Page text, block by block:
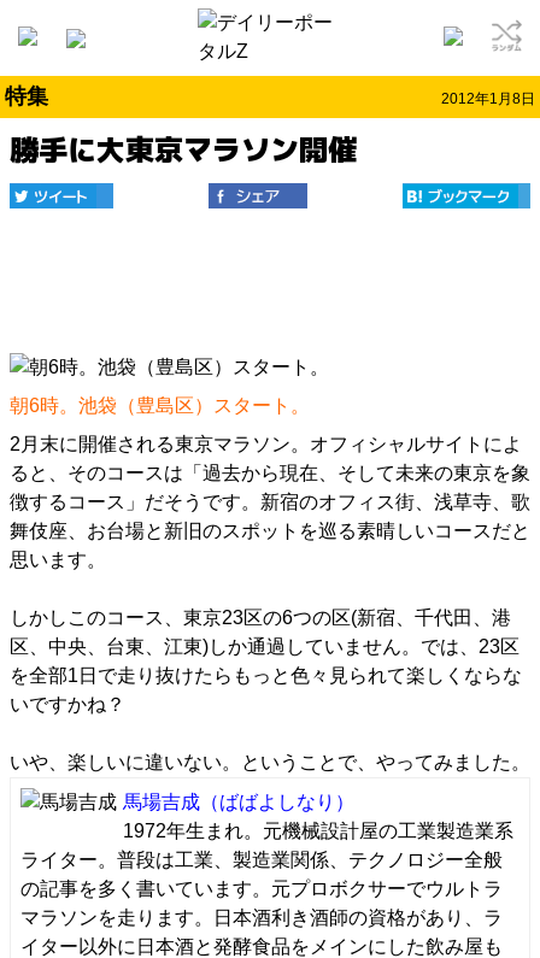
特集 2012年1月8日
勝手に大東京マラソン開催
朝6時。池袋（豊島区）スタート。
2月末に開催される東京マラソン。オフィシャルサイトによ
ると、そのコースは「過去から現在、そして未来の東京を象
徴するコース」だそうです。新宿のオフィス街、浅草寺、歌
舞伎座、お台場と新旧のスポットを巡る素晴しいコースだと
思います。
しかしこのコース、東京23区の6つの区(新宿、千代田、港
区、中央、台東、江東)しか通過していません。では、23区
を全部1日で走り抜けたらもっと色々見られて楽しくならな
いですかね？
いや、楽しいに違いない。ということで、やってみました。
馬場吉成 （ばばよしなり）
1972年生まれ。元機械設計屋の工業製造業系
ライター。普段は工業、製造業関係、テクノロジー全般
の記事を多く書いています。元プロボクサーでウルトラ
マラソンを走ります。日本酒利き酒師の資格があり、ラ
イター以外に日本酒と発酵食品をメインにした飲み屋も